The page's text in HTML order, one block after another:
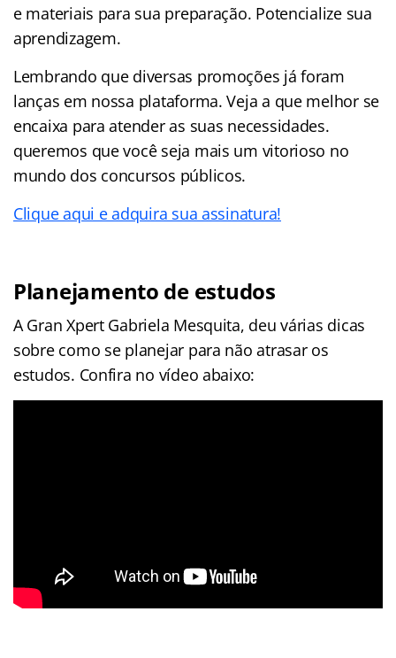
e materiais para sua preparação. Potencialize sua
aprendizagem.
Lembrando que diversas promoções já foram
lanças em nossa plataforma. Veja a que melhor se
encaixa para atender as suas necessidades.
queremos que você seja mais um vitorioso no
mundo dos concursos públicos.
Clique aqui e adquira sua assinatura!
Planejamento de estudos
A Gran Xpert Gabriela Mesquita, deu várias dicas
sobre como se planejar para não atrasar os
estudos. Confira no vídeo abaixo: